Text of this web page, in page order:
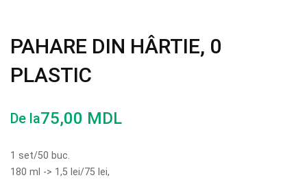
PAHARE DIN HÂRTIE, 0
PLASTIC
De la75,00 MDL
1 set/50 buc.
180 ml -> 1,5 lei/75 lei,